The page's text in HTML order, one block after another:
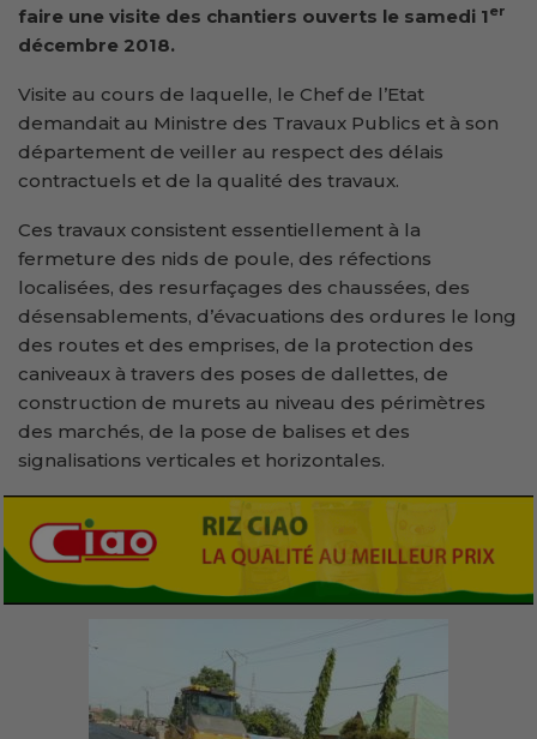
faire une visite des chantiers ouverts le samedi 1er
décembre 2018.
Visite au cours de laquelle, le Chef de l’Etat
demandait au Ministre des Travaux Publics et à son
département de veiller au respect des délais
contractuels et de la qualité des travaux.
Ces travaux consistent essentiellement à la
fermeture des nids de poule, des réfections
localisées, des resurfaçages des chaussées, des
désensablements, d’évacuations des ordures le long
des routes et des emprises, de la protection des
caniveaux à travers des poses de dallettes, de
construction de murets au niveau des périmètres
des marchés, de la pose de balises et des
signalisations verticales et horizontales.